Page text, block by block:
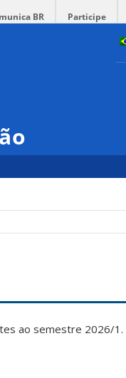
BR Participe
ao semestre 2026/1.